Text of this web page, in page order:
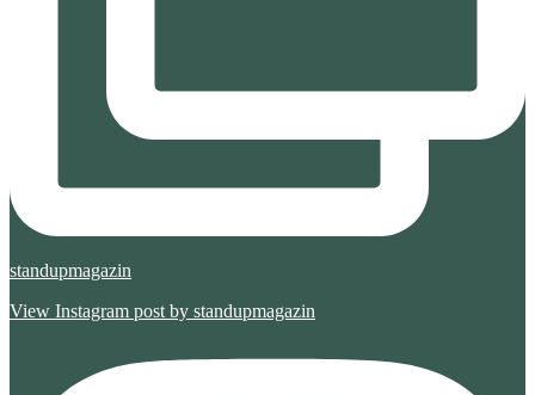
standupmagazin
View Instagram post by standupmagazin